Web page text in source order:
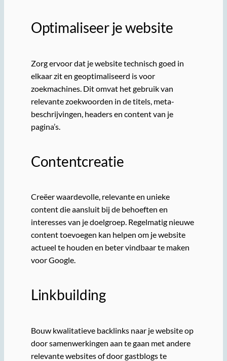
Optimaliseer je website
Zorg ervoor dat je website technisch goed in
elkaar zit en geoptimaliseerd is voor
zoekmachines. Dit omvat het gebruik van
relevante zoekwoorden in de titels, meta-
beschrijvingen, headers en content van je
pagina’s.
Contentcreatie
Creëer waardevolle, relevante en unieke
content die aansluit bij de behoeften en
interesses van je doelgroep. Regelmatig nieuwe
content toevoegen kan helpen om je website
actueel te houden en beter vindbaar te maken
voor Google.
Linkbuilding
Bouw kwalitatieve backlinks naar je website op
door samenwerkingen aan te gaan met andere
relevante websites of door gastblogs te